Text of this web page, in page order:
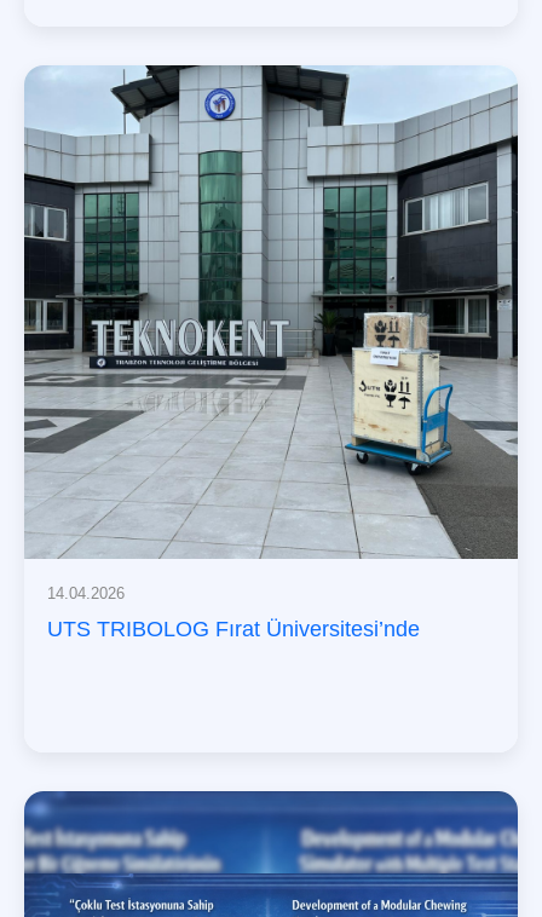
14.04.2026
UTS TRIBOLOG Fırat Üniversitesi’nde